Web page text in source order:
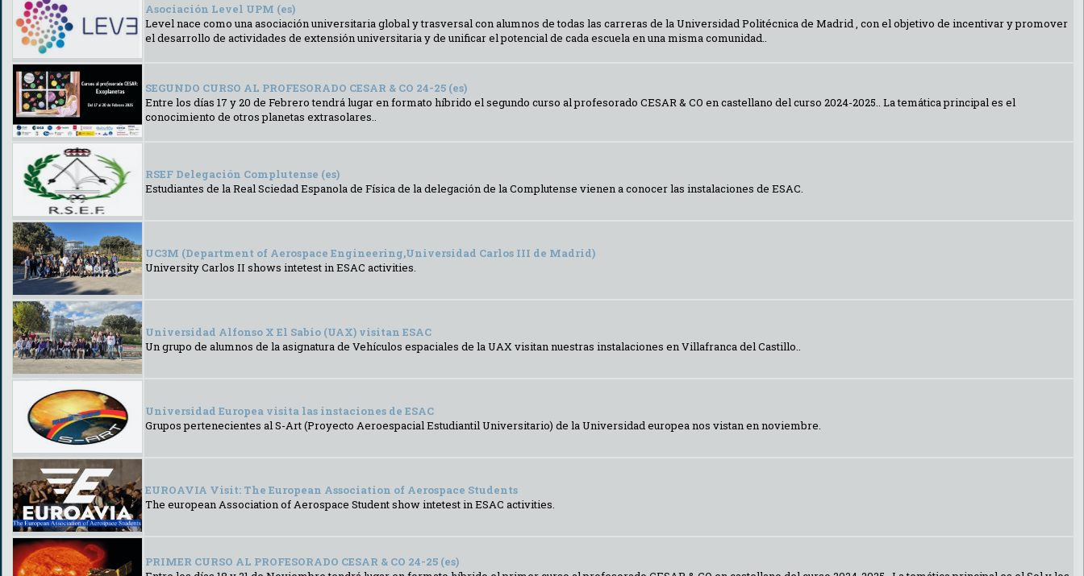
Asociación Level UPM (es)
Level nace como una asociación universitaria global y trasversal con alumnos de todas las carreras de la Universidad Politécnica de Madrid , con el objetivo de incentivar y promover
el desarrollo de actividades de extensión universitaria y de unificar el potencial de cada escuela en una misma comunidad..
SEGUNDO CURSO AL PROFESORADO CESAR & CO 24-25 (es)
Entre los días 17 y 20 de Febrero tendrá lugar en formato híbrido el segundo curso al profesorado CESAR & CO en castellano del curso 2024-2025.. La temática principal es el
conocimiento de otros planetas extrasolares..
RSEF Delegación Complutense (es)
Estudiantes de la Real Sciedad Espanola de Física de la delegación de la Complutense vienen a conocer las instalaciones de ESAC.
UC3M (Department of Aerospace Engineering,Universidad Carlos III de Madrid)
University Carlos II shows intetest in ESAC activities.
Universidad Alfonso X El Sabio (UAX) visitan ESAC
Un grupo de alumnos de la asignatura de Vehículos espaciales de la UAX visitan nuestras instalaciones en Villafranca del Castillo..
Universidad Europea visita las instaciones de ESAC
Grupos pertenecientes al S-Art (Proyecto Aeroespacial Estudiantil Universitario) de la Universidad europea nos vistan en noviembre.
EUROAVIA Visit: The European Association of Aerospace Students
The european Association of Aerospace Student show intetest in ESAC activities.
PRIMER CURSO AL PROFESORADO CESAR & CO 24-25 (es)